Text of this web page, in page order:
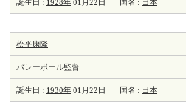
誕生日 : 1928年 01月22日 国名 : 日本
松平康隆
バレーボール監督
誕生日 : 1930年 01月22日 国名 : 日本